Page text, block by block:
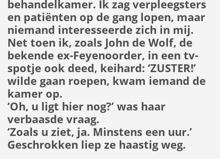
behandelkamer. Ik zag verpleegsters
en patiënten op de gang lopen, maar
niemand interesseerde zich in mij.
Net toen ik, zoals John de Wolf, de
bekende ex-Feyenoorder, in een tv-
spotje ook deed, keihard: ‘ZUSTER!’
wilde gaan roepen, kwam iemand de
kamer op.
‘Oh, u ligt hier nog?’ was haar
verbaasde vraag.
‘Zoals u ziet, ja. Minstens een uur.’
Geschrokken liep ze haastig weg.